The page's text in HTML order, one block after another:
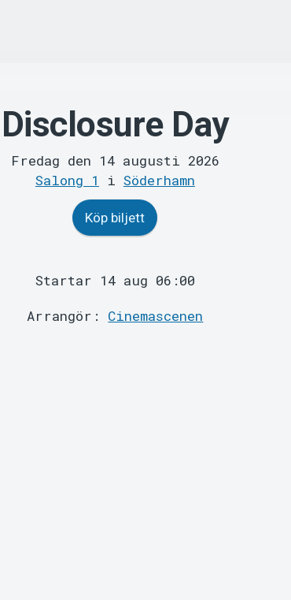
Disclosure Day
Fredag den 14 augusti 2026
Salong 1
i Söderhamn
Köp biljett
Startar 14 aug 06:00
Arrangör: Cinemascenen